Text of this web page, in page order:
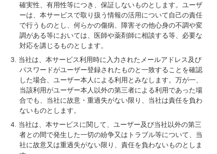
確実性、有用性等につき、保証しないものとします。ユーザ
ーは、本サービスで取り扱う情報の活用について自己の責任
で行うものとし、何らかの傷病、障害その他心身の不調や変
調がある等においては、医師や薬剤師に相談する等、必要な
対応を講じるものとします。
当社は、本サービス利用時に入力されたメールアドレス及び
パスワードがユーザー登録されたものと一致することを確認
した場合、ユーザー本人による利用とみなします。万が一、
当該利用がユーザー本人以外の第三者による利用であった場
合でも、当社に故意・重過失がない限り、当社は責任を負わ
ないものとします。
当社は、本サービスに関して、ユーザー及び当社以外の第三
者との間で発生した一切の紛争又はトラブル等について、当
社に故意又は重過失がない限り、責任を負わないものとしま